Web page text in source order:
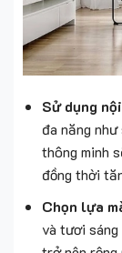
Sử dụng
đa năng
thông minh
đồng thời
Chọn lựa
và tươi